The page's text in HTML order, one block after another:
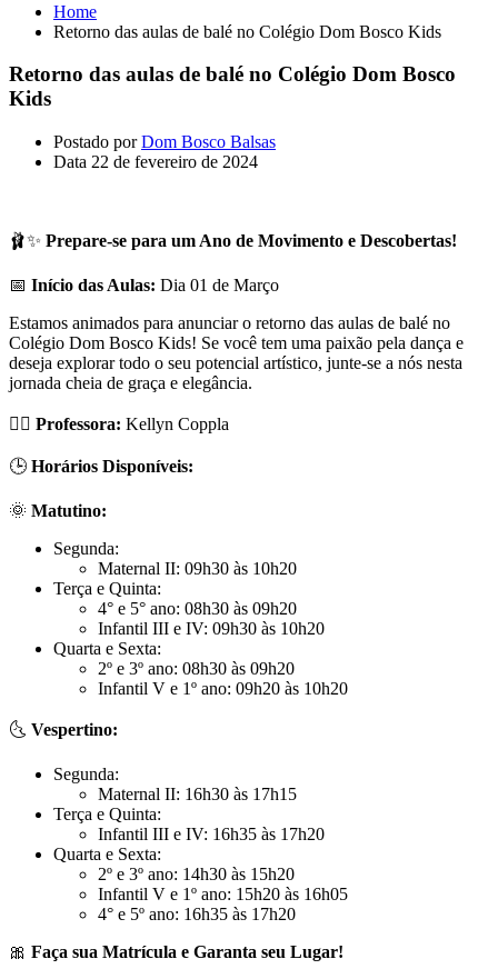
Home
Retorno das aulas de balé no Colégio Dom Bosco Kids
Retorno das aulas de balé no Colégio Dom Bosco
Kids
Postado por Dom Bosco Balsas
Data 22 de fevereiro de 2024
🩰✨ Prepare-se para um Ano de Movimento e Descobertas!
📅 Início das Aulas: Dia 01 de Março
Estamos animados para anunciar o retorno das aulas de balé no
Colégio Dom Bosco Kids! Se você tem uma paixão pela dança e
deseja explorar todo o seu potencial artístico, junte-se a nós nesta
jornada cheia de graça e elegância.
👯‍♀️ Professora: Kellyn Coppla
🕒 Horários Disponíveis:
🌞 Matutino:
Segunda:
Maternal II: 09h30 às 10h20
Terça e Quinta:
4° e 5° ano: 08h30 às 09h20
Infantil III e IV: 09h30 às 10h20
Quarta e Sexta:
2º e 3º ano: 08h30 às 09h20
Infantil V e 1º ano: 09h20 às 10h20
🌜 Vespertino:
Segunda:
Maternal II: 16h30 às 17h15
Terça e Quinta:
Infantil III e IV: 16h35 às 17h20
Quarta e Sexta:
2º e 3º ano: 14h30 às 15h20
Infantil V e 1º ano: 15h20 às 16h05
4° e 5º ano: 16h35 às 17h20
🎀 Faça sua Matrícula e Garanta seu Lugar!